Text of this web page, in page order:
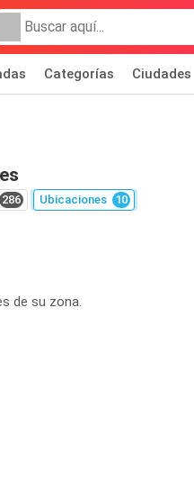
Categorías Ciudades
286 Ubicaciones 10
de su zona.